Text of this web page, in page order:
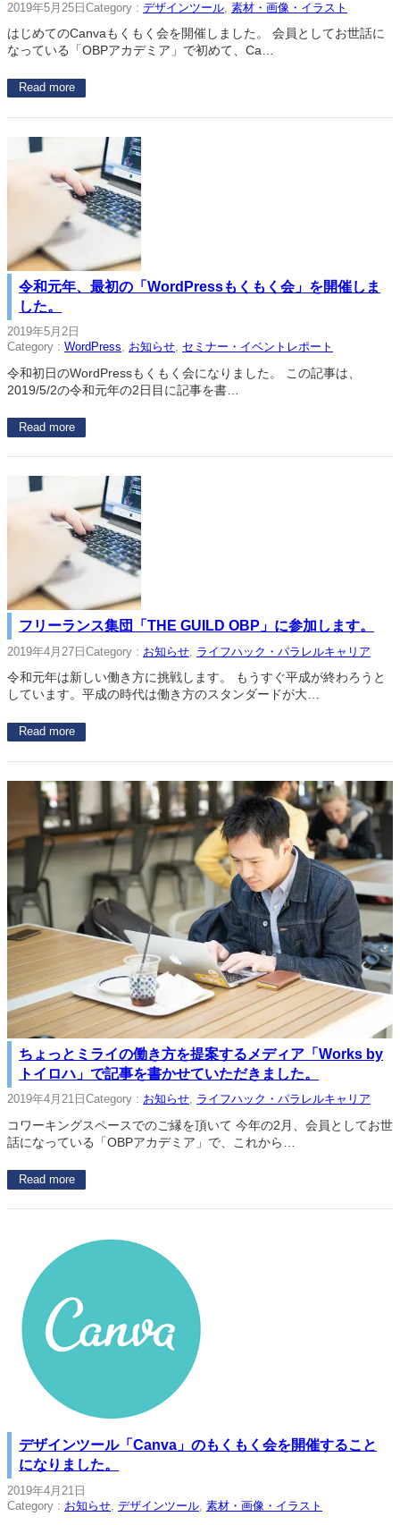
2019年5月25日 Category : デザインツール 素材・画像・イラスト
はじめてのCanvaもくもく会を開催しました。 会員としてお世話に
なっている「OBPアカデミア」で初めて、Ca…
Read more
令和元年、最初の「WordPressもくもく会」を開催しま
した。
2019年5月2日
Category : WordPress, お知らせ, セミナー・イベントレポート
令和初日のWordPressもくもく会になりました。 この記事は、
2019/5/2の令和元年の2日目に記事を書…
Read more
フリーランス集団「THE GUILD OBP」に参加します。
2019年4月27日 Category : お知らせ ライフハック・パラレルキャリア
令和元年は新しい働き方に挑戦します。 もうすぐ平成が終わろうと
しています。平成の時代は働き方のスタンダードが大…
Read more
ちょっとミライの働き方を提案するメディア「Works by
トイロハ」で記事を書かせていただきました。
2019年4月21日 Category : お知らせ, ライフハック・パラレルキャリア
コワーキングスペースでのご縁を頂いて 今年の2月、会員としてお世
話になっている「OBPアカデミア」で、これから…
Read more
デザインツール「Canva」のもくもく会を開催すること
になりました。
2019年4月21日
Category : お知らせ デザインツール 素材・画像・イラスト